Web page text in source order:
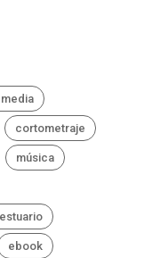
cortometraje
música
ebook